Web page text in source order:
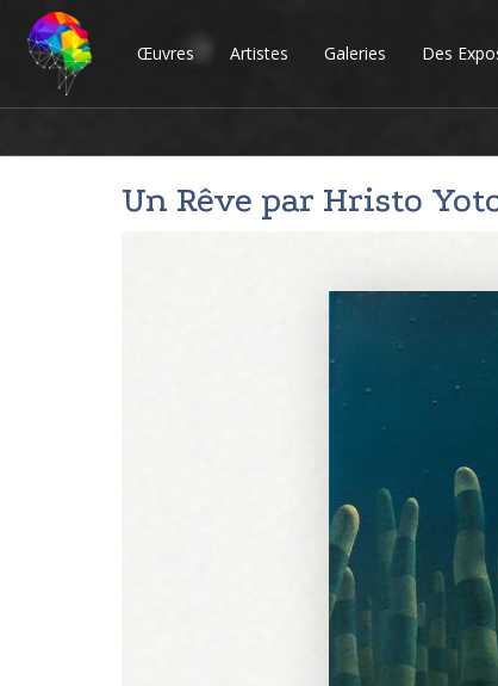
Œuvres Artistes Galeries Des
Un Rêve par Hristo